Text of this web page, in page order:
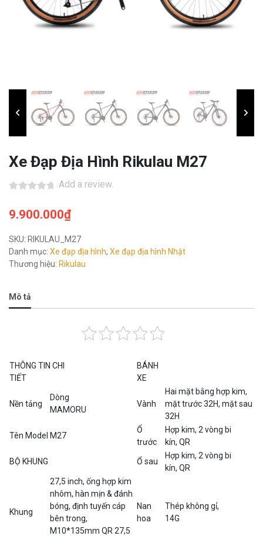
Xe Đạp Địa Hình Rikulau M27
Add a review.
9.900.000₫
SKU: RIKULAU_M27
Danh mục: Xe đạp địa hình, Xe đạp địa hình Nhật
Thương hiệu: Rikulau
Mô tả
THÔNG TIN CHI
TIẾT
BÁNH
XE
Nền tảng
Dòng
MAMORU
Vành
Hai mặt bằng hợp kim,
mặt trước 32H, mặt sau
32H
Tên Model M27
Ổ
trước
Hợp kim, 2 vòng bi
kín, QR
BỘ KHUNG Ổ sau
Hợp kim, 2 vòng bi
kín, QR
Khung
27,5 inch, ống hợp kim
nhôm, hàn mịn & đánh
bóng, định tuyến cáp
bên trong,
M10*135mm QR 27,5
Nan
hoa
Thép không gỉ,
14G